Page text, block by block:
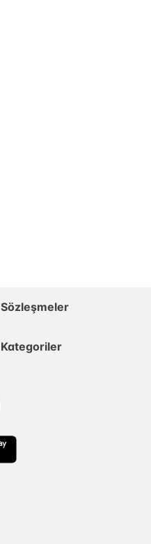
Sözleşmeler
Kategoriler